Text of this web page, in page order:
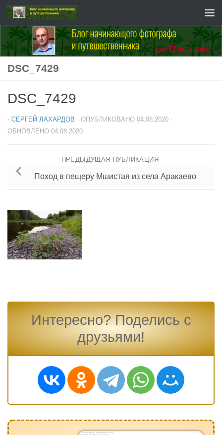
Перейти к содержимому
DSC_7429
DSC_7429
- СЕРГЕЙ ЛАХАРДОВ · ОПУБЛИКОВАНО 04.08.2020 ·
ОБНОВЛЕНО 04.08.2020
ПРЕДЫДУЩАЯ ПУБЛИКАЦИЯ
Поход в пещеру Мшистая из села Аракаево
Интересно? Поделись с
друзьями!